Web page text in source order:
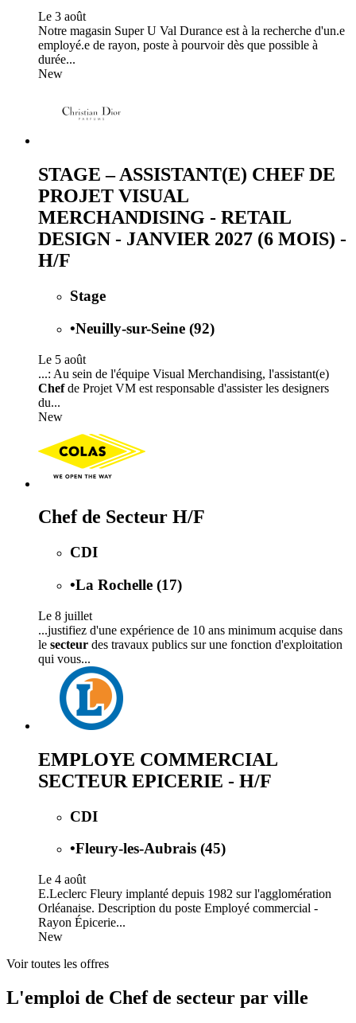
Le 3 août
Notre magasin Super U Val Durance est à la recherche d'un.e
employé.e de rayon, poste à pourvoir dès que possible à
durée...
New
STAGE – ASSISTANT(E) CHEF DE
PROJET VISUAL
MERCHANDISING - RETAIL
DESIGN - JANVIER 2027 (6 MOIS) -
H/F
Stage
•Neuilly-sur-Seine (92)
Le 5 août
...: Au sein de l'équipe Visual Merchandising, l'assistant(e)
Chefde Projet VM est responsable d'assister les designers
du...
New
Chef de Secteur H/F
CDI
•La Rochelle (17)
Le 8 juillet
...justifiez d'une expérience de 10 ans minimum acquise dans
le secteur des travaux publics sur une fonction d'exploitation
qui vous...
EMPLOYE COMMERCIAL
SECTEUR EPICERIE - H/F
CDI
•Fleury-les-Aubrais (45)
Le 4 août
E.Leclerc Fleury implanté depuis 1982 sur l'agglomération
Orléanaise. Description du poste Employé commercial -
Rayon Épicerie...
New
Voir toutes les offres
L'emploi de Chef de secteur par ville